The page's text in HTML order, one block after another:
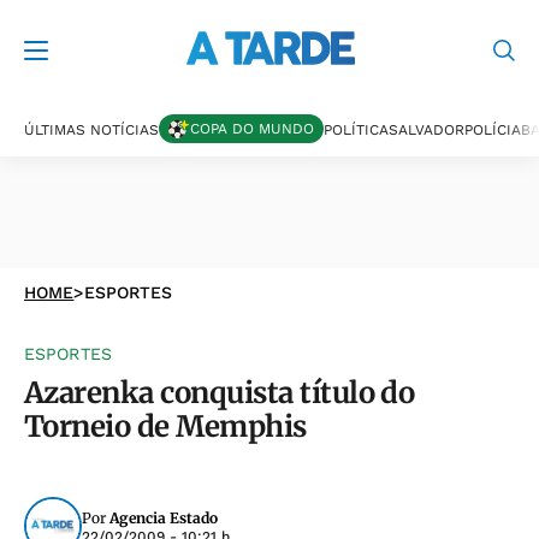
ÚLTIMAS NOTÍCIAS COPA DO MUNDO POLÍTICASALVADORPOLÍCIA
HOME>ESPORTES
ESPORTES
Azarenka conquista título do
Torneio de Memphis
PorAgencia Estado